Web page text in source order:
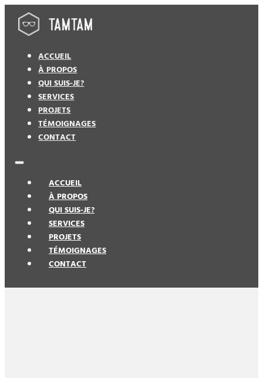
ACCUEIL
À PROPOS
QUI SUIS-JE?
SERVICES
PROJETS
TÉMOIGNAGES
CONTACT
ACCUEIL
À PROPOS
QUI SUIS-JE?
SERVICES
PROJETS
TÉMOIGNAGES
CONTACT